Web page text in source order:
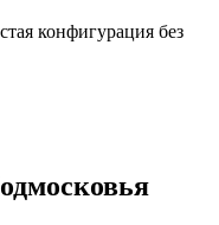
конфигурация без